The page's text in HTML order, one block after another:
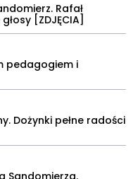
Rafał
[ZDJĘCIA]
pedagogiem i
Dożynki pełne radości
Sandomierza.